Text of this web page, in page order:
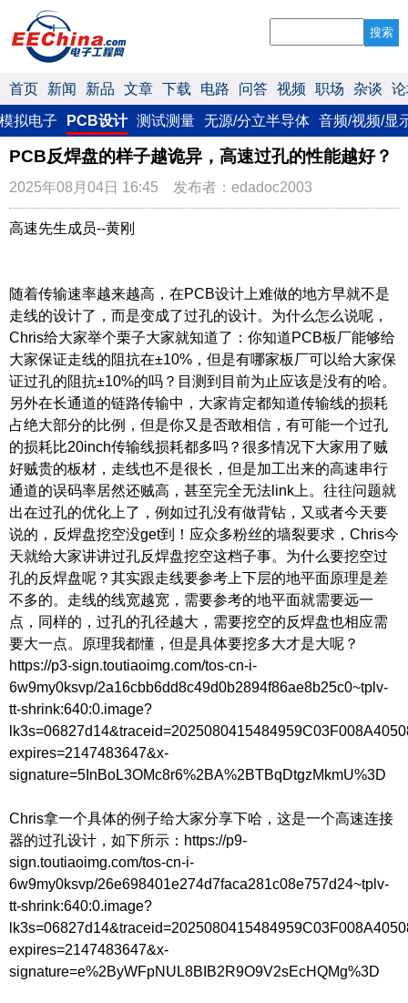
搜索
首页 新闻 新品 文章 下载 电路 问答 视频 职场 杂谈
模拟电子 PCB设计 测试测量 无源/分立半导体 音频/视频/显
PCB反焊盘的样子越诡异，高速过孔的性能越好？
2025年08月04日 16:45 发布者：edadoc2003
高速先生成员--黄刚
随着传输速率越来越高，在PCB设计上难做的地方早就不是
走线的设计了，而是变成了过孔的设计。为什么怎么说呢，
Chris给大家举个栗子大家就知道了：你知道PCB板厂能够给
大家保证走线的阻抗在±10%，但是有哪家板厂可以给大家保
证过孔的阻抗±10%的吗？目测到目前为止应该是没有的哈。
另外在长通道的链路传输中，大家肯定都知道传输线的损耗
占绝大部分的比例，但是你又是否敢相信，有可能一个过孔
的损耗比20inch传输线损耗都多吗？很多情况下大家用了贼
好贼贵的板材，走线也不是很长，但是加工出来的高速串行
通道的误码率居然还贼高，甚至完全无法link上。往往问题就
出在过孔的优化上了，例如过孔没有做背钻，又或者今天要
说的，反焊盘挖空没get到！应众多粉丝的墙裂要求，Chris今
天就给大家讲讲过孔反焊盘挖空这档子事。为什么要挖空过
孔的反焊盘呢？其实跟走线要参考上下层的地平面原理是差
不多的。走线的线宽越宽，需要参考的地平面就需要远一
点，同样的，过孔的孔径越大，需要挖空的反焊盘也相应需
要大一点。原理我都懂，但是具体要挖多大才是大呢？
https://p3-sign.toutiaoimg.com/tos-cn-i-
6w9my0ksvp/2a16cbb6dd8c49d0b2894f86ae8b25c0~tplv-
tt-shrink:640:0.image?
expires=2147483647&x-
signature=5InBoL3OMc8r6%2BA%2BTBqDtgzMkmU%3D
Chris拿一个具体的例子给大家分享下哈，这是一个高速连接
器的过孔设计，如下所示：https://p9-
sign.toutiaoimg.com/tos-cn-i-
6w9my0ksvp/26e698401e274d7faca281c08e757d24~tplv-
tt-shrink:640:0.image?
expires=2147483647&x-
signature=e%2ByWFpNUL8BIB2R9O9V2sEcHQMg%3D